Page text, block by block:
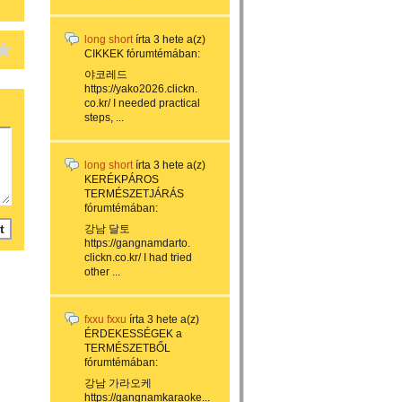
long shortírta 3 hete a(z)
CIKKEK fórumtémában:
야코레드
https://yako2026.clickn.
co.kr/ I needed practical
steps, ...
long shortírta 3 hete a(z)
KERÉKPÁROS
TERMÉSZETJÁRÁS
fórumtémában:
강남 달토
https://gangnamdarto.
clickn.co.kr/ I had tried
other ...
fxxu fxxu írta 3 hete a(z)
ÉRDEKESSÉGEK a
TERMÉSZETBŐL
fórumtémában:
강남 가라오케
https://gangnamkaraoke...